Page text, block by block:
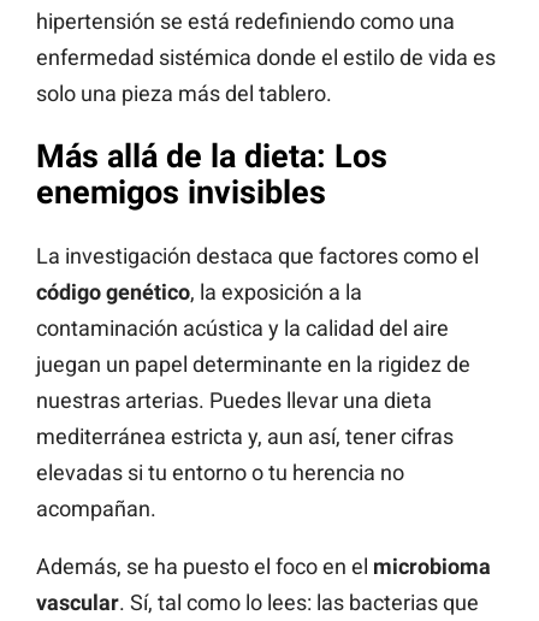
hipertensión se está redefiniendo como una
enfermedad sistémica donde el estilo de vida es
solo una pieza más del tablero.
Más allá de la dieta: Los
enemigos invisibles
La investigación destaca que factores como el
código genético, la exposición a la
contaminación acústica y la calidad del aire
juegan un papel determinante en la rigidez de
nuestras arterias. Puedes llevar una dieta
mediterránea estricta y, aun así, tener cifras
elevadas si tu entorno o tu herencia no
acompañan.
Además, se ha puesto el foco en el microbioma
vascular. Sí, tal como lo lees: las bacterias que